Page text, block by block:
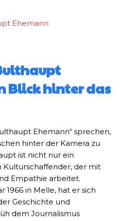
Ehemann
Blick hinter das
Ehemann“ sprechen,
hinter der Kamera zu
ist nicht nur ein
Kulturschaffender, der mit
Empathie arbeitet.
1966 in Melle, hat er sich
Geschichte und
dem Journalismus